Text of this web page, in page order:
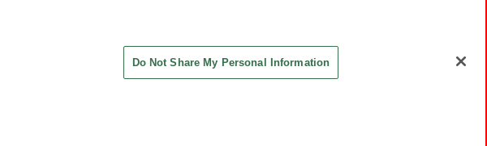
Do Not Share My Personal Information